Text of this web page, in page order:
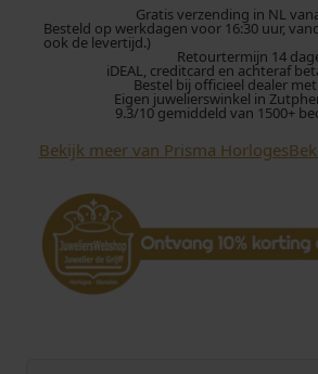
a
H
r
l
g
2
3
Gratis verzending in NL
Besteld op werkdagen voor 16:30 uur,
ook de levertijd.)
Retourtermijn 14
iDEAL, creditcard en achteraf
Bestel bij officieel dealer
Eigen juwelierswinkel in
9.3/10 gemiddeld van 1500+
Bekijk meer van Prisma Horloges